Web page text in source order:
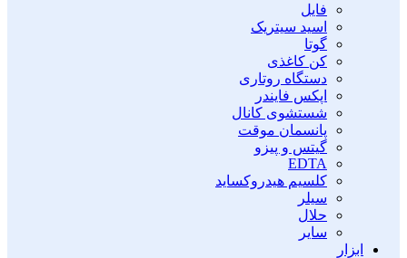
فایل
اسید سیتریک
گوتا
کن کاغذی
دستگاه روتاری
اپکس فایندر
شستشوی کانال
پانسمان موقت
گیتس و پیزو
EDTA
کلسیم هیدروکساید
سیلر
حلال
سایر
ابزار